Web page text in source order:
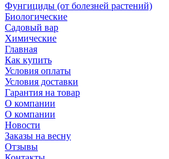
Фунгициды (от болезней растений)
Биологические
Садовый вар
Химические
Главная
Как купить
Условия оплаты
Условия доставки
Гарантия на товар
О компании
О компании
Новости
Заказы на весну
Отзывы